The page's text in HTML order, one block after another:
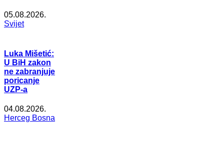
05.08.2026.
Svijet
Luka Mišetić:
U BiH zakon
ne zabranjuje
poricanje
UZP-a
04.08.2026.
Herceg Bosna